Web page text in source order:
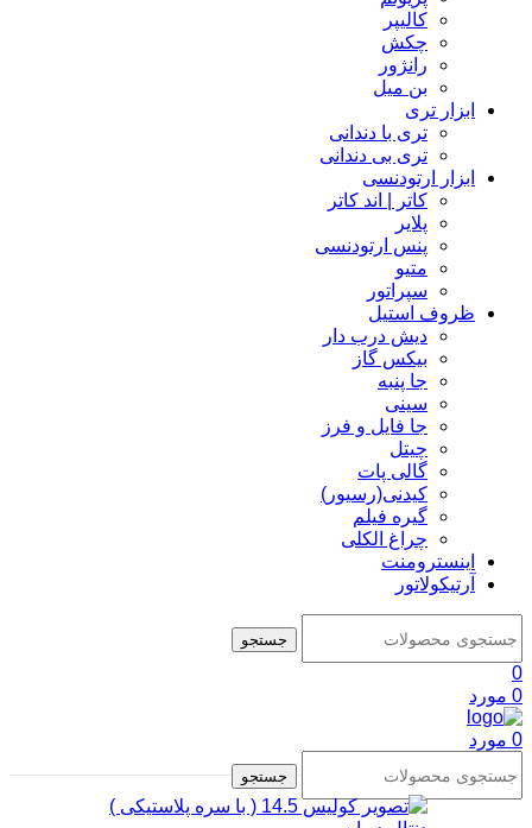
کالیپر
چکش
رانژور
بن میل
ابزار تری
تری با دندانی
تری بی دندانی
ابزار ارتودنسی
کاتر | اند کاتر
پلایر
پنس ارتودنسی
متیو
سپراتور
ظروف استیل
دیش درب دار
بیکس گاز
جا پنبه
سینی
جا فایل و فرز
چیتل
گالی پات
کیدنی(رسیور)
گیره فیلم
چراغ الکلی
اینسترومنت
آرتیکولاتور
جستجو
0
0 مورد
0 مورد
جستجو